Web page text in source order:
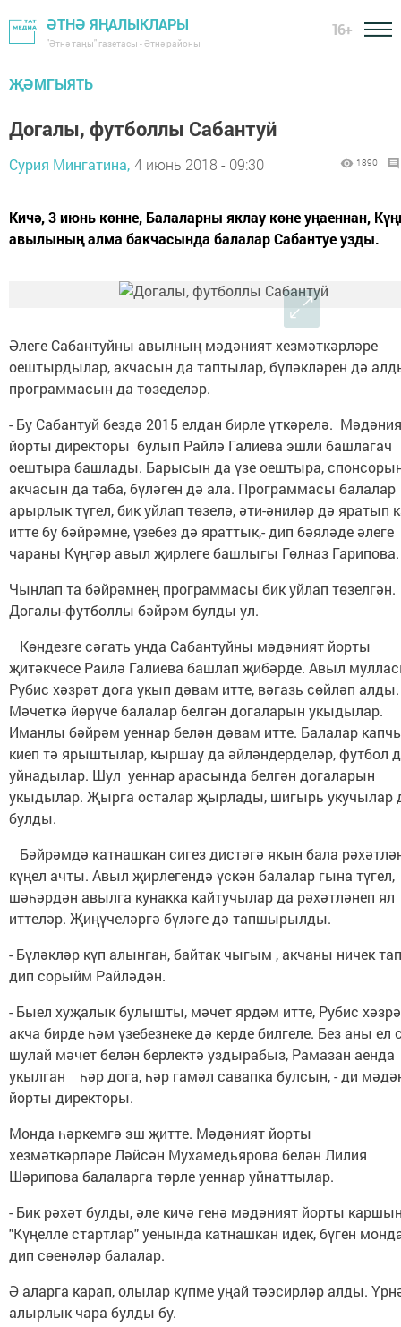
ӘТНӘ ЯҢАЛЫКЛАРЫ
"Әтнә таңы" газетасы - Әтнә районы
16+
ҖӘМГЫЯТЬ
Догалы, футболлы Сабантуй
Сурия Мингатина, 4 июнь 2018 - 09:30 1890
Кичә, 3 июнь көнне, Балаларны яклау көне уңаеннан,
авылының алма бакчасында балалар Сабантуе узды.
Әлеге Сабантуйны авылның мәдәният хезмәткәрләре
оештырдылар, акчасын да таптылар, бүләкләрен дә
программасын да төзеделәр.
- Бу Сабантуй бездә 2015 елдан бирле үткәрелә.
йорты директоры булып Райлә Галиева эшли башлагач
оештыра башлады. Барысын да үзе оештыра,
акчасын да таба, бүләген дә ала. Программасы балалар
арырлык түгел, бик уйлап төзелә, әти-әниләр дә яратып
итте бу бәйрәмне, үзебез дә яраттык,- дип бәяләде әлеге
чараны Күңгәр авыл җирлеге башлыгы Гөлназ Гарипова.
Чынлап та бәйрәмнең программасы бик уйлап төзелгән.
Догалы-футболлы бәйрәм булды ул.
Көндезге сәгать унда Сабантуйны мәдәният йорты
җитәкчесе Раилә Галиева башлап җибәрде. Авыл
Рубис хәзрәт дога укып дәвам итте, вәгазь сөйләп алды.
Мәчеткә йөрүче балалар белгән догаларын укыдылар.
Иманлы бәйрәм уеннар белән дәвам итте. Балалар
киеп тә ярыштылар, кыршау да әйләндерделәр, футбол
уйнадылар. Шул уеннар арасында белгән догаларын
укыдылар. Җырга осталар җырлады, шигырь укучылар
булды.
Бәйрәмдә катнашкан сигез дистәгә якын бала
күңел ачты. Авыл җирлегендә үскән балалар гына түгел,
шәһәрдән авылга кунакка кайтучылар да рәхәтләнеп ял
иттеләр. Җиңүчеләргә бүләге дә тапшырылды.
- Бүләкләр күп алынган, байтак чыгым , акчаны ничек
дип сорыйм Райләдән.
- Быел хуҗалык булышты, мәчет ярдәм итте, Рубис
акча бирде һәм үзебезнеке дә керде билгеле. Без аны ел
шулай мәчет белән берлектә уздырабыз, Рамазан аенда
укылган һәр дога, һәр гамәл савапка булсын, - ди
йорты директоры.
Монда һәркемгә эш җитте. Мәдәният йорты
хезмәткәрләре Ләйсән Мухамедьярова белән Лилия
Шәрипова балаларга төрле уеннар уйнаттылар.
- Бик рәхәт булды, әле кичә генә мәдәният йорты
"Күңелле стартлар" уенында катнашкан идек, бүген
дип сөенәләр балалар.
Ә аларга карап, олылар күпме уңай тәэсирләр алды.
алырлык чара булды бу.